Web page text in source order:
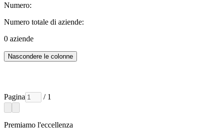
Numero:
Numero totale di aziende:
0 aziende
Nascondere le colonne
Pagina / 1
Premiamo l'eccellenza